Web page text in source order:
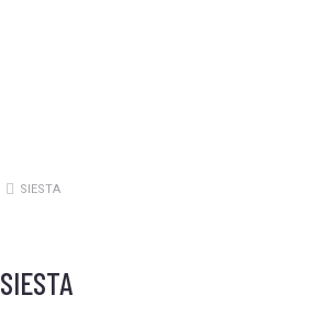
Estás aquí:
SIESTA
SIESTA